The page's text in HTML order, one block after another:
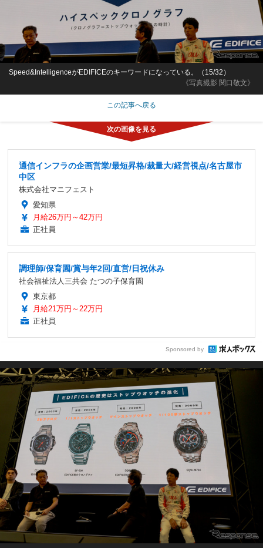
《写真撮影 関口敬文》
Speed&IntelligenceがEDIFICEのキーワードになっている。（15/32）
この記事へ戻る
通信インフラの企画営業/最短昇格/裁量大/経営視点/名古屋市
中区
株式会社マニフェスト
愛知県
月給26万円～42万円
正社員
調理師/保育園/賞与年2回/直営/日祝休み
社会福祉法人三共会 たつの子保育園
東京都
月給21万円～22万円
正社員
Sponsored by